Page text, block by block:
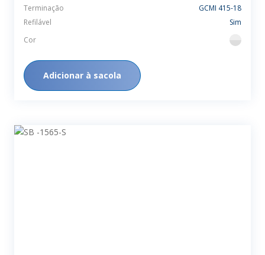
Terminação
GCMI 415-18
Refilável
Sim
Cor
flint
Adicionar à sacola